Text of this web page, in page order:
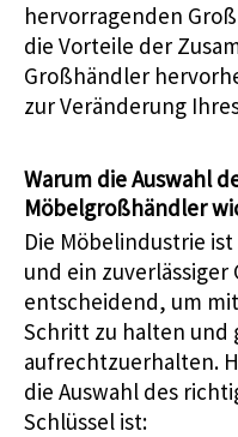
hervorragenden
die Vorteile der
Großhändler
zur Veränderung
Warum die Auswahl
Möbelgroßhändler
Die Möbelindustrie
und ein
entscheidend, um
Schritt zu halten und
aufrechtzuerhalten.
die Auswahl des
Schlüssel ist: